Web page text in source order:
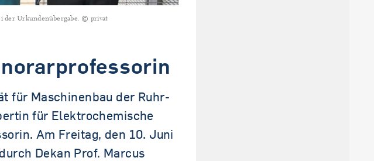
der Urkundenübergabe. © privat
für Maschinenbau der Ruhr-
für Elektrochemische
Am Freitag, den 10. Juni
Dekan Prof. Marcus